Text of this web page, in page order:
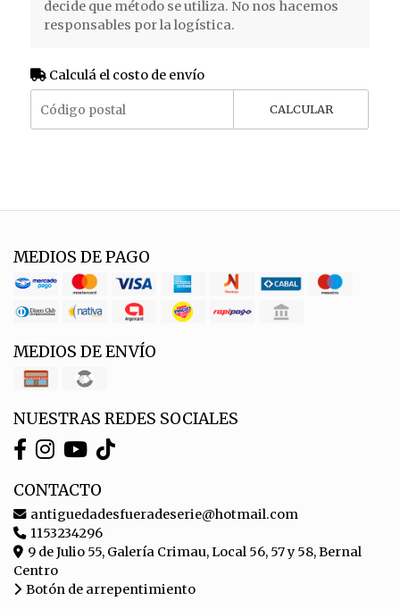
decide que método se utiliza. No nos hacemos
responsables por la logística.
Calculá el costo de envío
CALCULAR
MEDIOS DE PAGO
MEDIOS DE ENVÍO
NUESTRAS REDES SOCIALES
CONTACTO
antiguedadesfueradeserie@hotmail.com
1153234296
9 de Julio 55, Galería Crimau, Local 56, 57 y 58, Bernal
Centro
Botón de arrepentimiento